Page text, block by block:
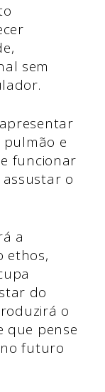
sem
e
funcionar
o
a
ethos,
do
o
que pense
futuro